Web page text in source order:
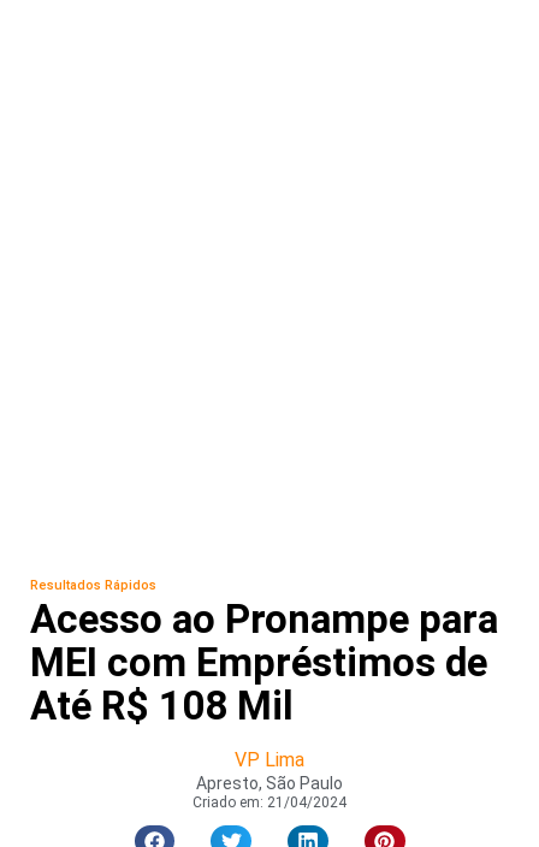
Resultados Rápidos
Acesso ao Pronampe para
MEI com Empréstimos de
Até R$ 108 Mil
VP Lima
Apresto, São Paulo
Criado em: 21/04/2024